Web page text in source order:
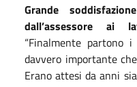
Grande
dall’assessore ai
“Finalmente partono
davvero importante
Erano attesi da anni